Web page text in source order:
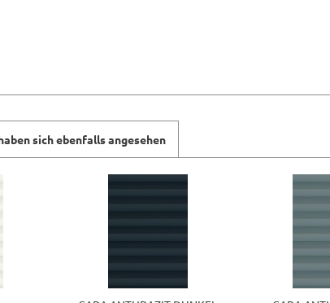
sich ebenfalls angesehen